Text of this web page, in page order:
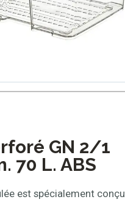
GN 2/1
70 L. ABS
est spécialement